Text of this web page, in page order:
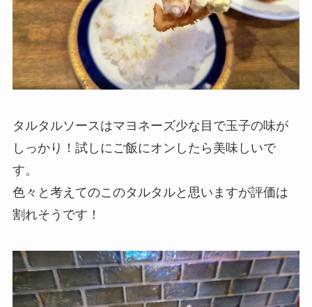
タルタルソースはマヨネーズ少な目で玉子の味が
しっかり！試しにご飯にオンしたら美味しいで
す。
色々と考えてのこのタルタルと思いますが評価は
割れそうです！